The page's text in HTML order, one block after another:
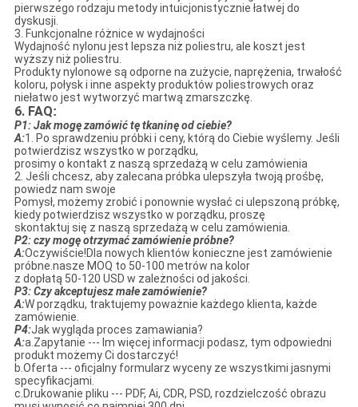
pierwszego rodzaju metody intuicjonistycznie łatwej do
dyskusji.
3. Funkcjonalne różnice w wydajności
Wydajność nylonu jest lepsza niż poliestru, ale koszt jest
wyższy niż poliestru.
Produkty nylonowe są odporne na zużycie, naprężenia, trwałość
koloru, połysk i inne aspekty produktów poliestrowych oraz
niełatwo jest wytworzyć martwą zmarszczkę.
6. FAQ:
P1: Jak mogę zamówić tę tkaninę od ciebie?
A:1. Po sprawdzeniu próbki i ceny, którą do Ciebie wyślemy. Jeśli
potwierdzisz wszystko w porządku,
prosimy o kontakt z naszą sprzedażą w celu zamówienia
2. Jeśli chcesz, aby zalecana próbka ulepszyła twoją prośbę,
powiedz nam swoje
Pomysł, możemy zrobić i ponownie wysłać ci ulepszoną próbkę,
kiedy potwierdzisz wszystko w porządku, proszę
skontaktuj się z naszą sprzedażą w celu zamówienia.
P2: czy mogę otrzymać zamówienie próbne?
A:Oczywiście!Dla nowych klientów konieczne jest zamówienie
próbne.nasze MOQ to 50-100 metrów na kolor
z dopłatą 50-120 USD w zależności od jakości.
P3: Czy akceptujesz małe zamówienie?
A:W porządku, traktujemy poważnie każdego klienta, każde
zamówienie.
P4:Jak wygląda proces zamawiania?
A:a.Zapytanie --- Im więcej informacji podasz, tym odpowiedni
produkt możemy Ci dostarczyć!
b.Oferta --- oficjalny formularz wyceny ze wszystkimi jasnymi
specyfikacjami.
c.Drukowanie pliku --- PDF, Ai, CDR, PSD, rozdzielczość obrazu